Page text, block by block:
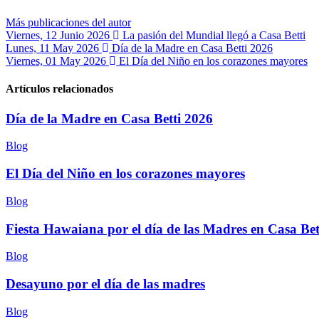
Más publicaciones del autor
Viernes, 12 Junio 2026
La pasión del Mundial llegó a Casa Betti
Lunes, 11 May 2026
Día de la Madre en Casa Betti 2026
Viernes, 01 May 2026
El Día del Niño en los corazones mayores
Artículos relacionados
Día de la Madre en Casa Betti 2026
Blog
El Día del Niño en los corazones mayores
Blog
Fiesta Hawaiana por el día de las Madres en Casa
Blog
Desayuno por el día de las madres
Blog